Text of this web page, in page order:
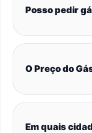
Posso pedir
O Preço do
Em quais